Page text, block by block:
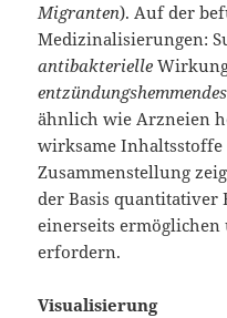
Migranten). Auf der
Medizinalisierungen:
antibakterielle
entzündungshemmendes
ähnlich wie Arzneien
wirksame Inhaltsstoffe
Zusammenstellung
der Basis quantitativer
einerseits ermöglichen
erfordern.
Visualisierung